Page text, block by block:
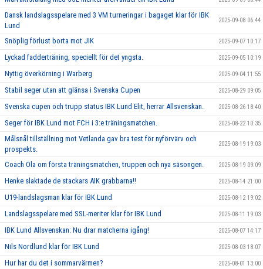
Dansk landslagsspelare med 3 VM turneringar i bagaget klar för IBK
Lund
2025-09-08 06:44
Snöplig förlust borta mot JIK 2025-09-07 10:17
Lyckad fadderträning, speciellt för det yngsta. 2025-09-05 10:19
Nyttig överkörning i Warberg 2025-09-04 11:55
Stabil seger utan att glänsa i Svenska Cupen 2025-08-29 09:05
Svenska cupen och trupp status IBK Lund Elit, herrar Allsvenskan. 2025-08-26 18:40
Seger för IBK Lund mot FCH i 3:e träningsmatchen. 2025-08-22 10:35
Målsnål tillställning mot Vetlanda gav bra test för nyförvärv och
prospekts.
2025-08-19 19:03
Coach Ola om första träningsmatchen, truppen och nya säsongen. 2025-08-19 09:09
Henke slaktade de stackars AIK grabbarna!! 2025-08-14 21:00
U19-landslagsman klar för IBK Lund 2025-08-12 19:02
Landslagsspelare med SSL-meriter klar för IBK Lund 2025-08-11 19:03
IBK Lund Allsvenskan: Nu drar matcherna igång! 2025-08-07 14:17
Nils Nordlund klar för IBK Lund 2025-08-03 18:07
Hur har du det i sommarvärmen? 2025-08-01 13:00